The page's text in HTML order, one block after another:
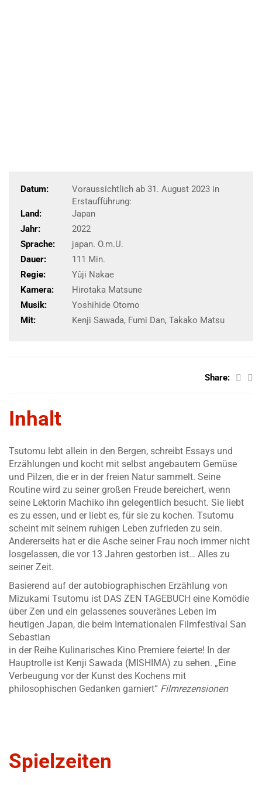
Datum:
Voraussichtlich ab 31. August 2023 in
Erstaufführung:
Land:
Japan
Jahr:
2022
Sprache:
japan. O.m.U.
Dauer:
111 Min.
Regie:
Yûji Nakae
Kamera:
Hirotaka Matsune
Musik:
Yoshihide Otomo
Mit:
Kenji Sawada, Fumi Dan, Takako Matsu
Share:
Inhalt
Tsutomu lebt allein in den Bergen, schreibt Essays und
Erzählungen und kocht mit selbst angebautem Gemüse
und Pilzen, die er in der freien Natur sammelt. Seine
Routine wird zu seiner großen Freude bereichert, wenn
seine Lektorin Machiko ihn gelegentlich besucht. Sie liebt
es zu essen, und er liebt es, für sie zu kochen. Tsutomu
scheint mit seinem ruhigen Leben zufrieden zu sein.
Andererseits hat er die Asche seiner Frau noch immer nicht
losgelassen, die vor 13 Jahren gestorben ist… Alles zu
seiner Zeit.
Basierend auf der autobiographischen Erzählung von
Mizukami Tsutomu ist DAS ZEN TAGEBUCH eine Komödie
über Zen und ein gelassenes souveränes Leben im
heutigen Japan, die beim Internationalen Filmfestival San
Sebastian
in der Reihe Kulinarisches Kino Premiere feierte! In der
Hauptrolle ist Kenji Sawada (MISHIMA) zu sehen. „Eine
Verbeugung vor der Kunst des Kochens mit
philosophischen Gedanken garniert“ Filmrezensionen
Spielzeiten